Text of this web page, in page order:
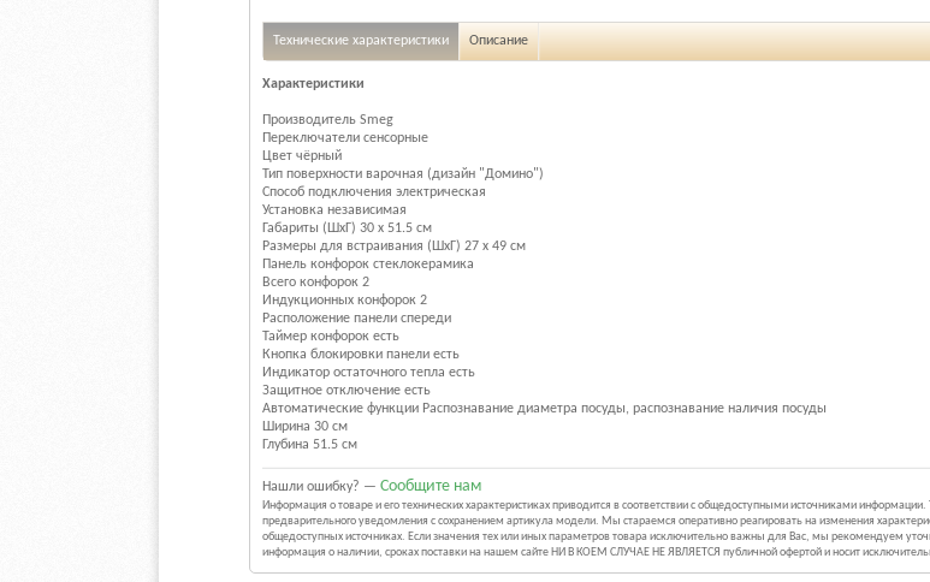
Технические характеристики Описание
Характеристики
Производитель Smeg
Переключатели сенсорные
Цвет чёрный
Тип поверхности варочная (дизайн "Домино")
Способ подключения электрическая
Установка независимая
Габариты (ШхГ) 30 x 51.5 см
Размеры для встраивания (ШхГ) 27 x 49 см
Панель конфорок стеклокерамика
Всего конфорок 2
Индукционных конфорок 2
Расположение панели спереди
Таймер конфорок есть
Кнопка блокировки панели есть
Индикатор остаточного тепла есть
Защитное отключение есть
Автоматические функции Распознавание диаметра посуды, распознавание наличия посуды
Ширина 30 см
Глубина 51.5 см
Нашли ошибку? — Сообщите нам
Информация о товаре и его технических характеристиках приводится в соответствии с общедоступными источниками
предварительного уведомления с сохранением артикула модели. Мы стараемся оперативно реагировать на изменения
общедоступных источниках. Если значения тех или иных параметров товара исключительно важны для Вас, мы рекомендуем
информация о наличии, сроках поставки на нашем сайте НИ В КОЕМ СЛУЧАЕ НЕ ЯВЛЯЕТСЯ публичной офертой и носит